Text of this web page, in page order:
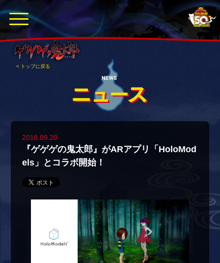
< トップに戻る
2018.09.20
『ゲゲゲの鬼太郎』がARアプリ「HoloMod
els」とコラボ開始！